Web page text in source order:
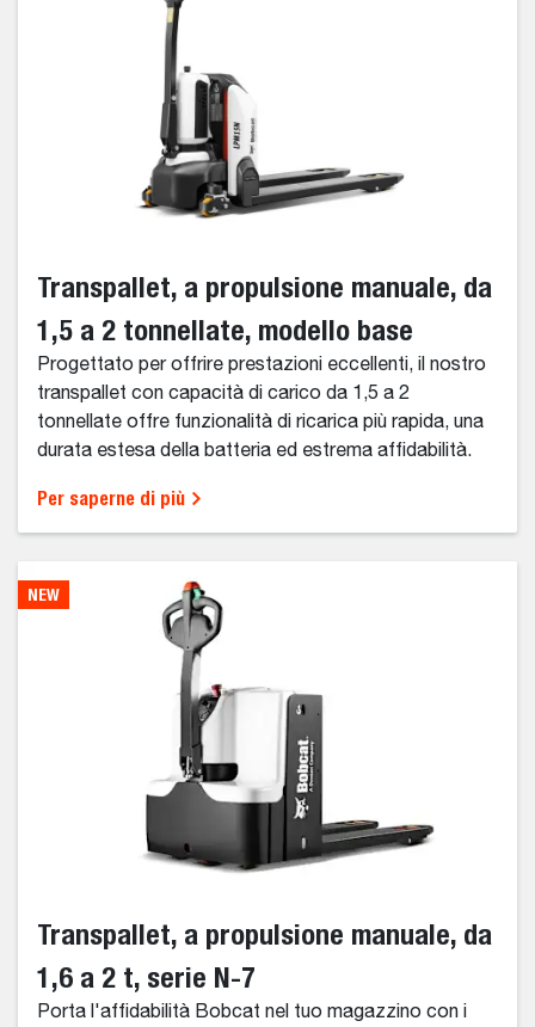
Transpallet, a propulsione manuale, da
1,5 a 2 tonnellate, modello base
Progettato per offrire prestazioni eccellenti, il nostro
transpallet con capacità di carico da 1,5 a 2
tonnellate offre funzionalità di ricarica più rapida, una
durata estesa della batteria ed estrema affidabilità.
Per saperne di più
NEW
Transpallet, a propulsione manuale, da
1,6 a 2 t, serie N-7
Porta l'affidabilità Bobcat nel tuo magazzino con i